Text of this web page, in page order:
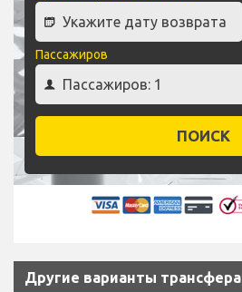
Пассажиров
ПОИСК
Другие варианты трансфера